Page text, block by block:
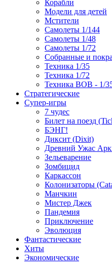
Корабли
Модели для детей
Мстители
Самолеты 1/144
Самолеты 1/48
Самолеты 1/72
Собранные и
Техника 1/35
Техника 1/72
Техника ВОВ - 1/
Стратегические
Супер-игры
7 чудес
Билет на поезд
БЭНГ!
Диксит (Dixit)
Древний Ужас
Зельеварение
Зомбицид
Каркассон
Колонизаторы
Манчкин
Мистер Джек
Пандемия
Приключение
Эволюция
Фантастические
Хиты
Экономические